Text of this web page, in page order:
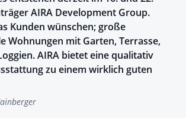
AIRA Development Group.
Kunden wünschen; große
Wohnungen mit Garten, Terrasse,
AIRA bietet eine qualitativ
zu einem wirklich guten